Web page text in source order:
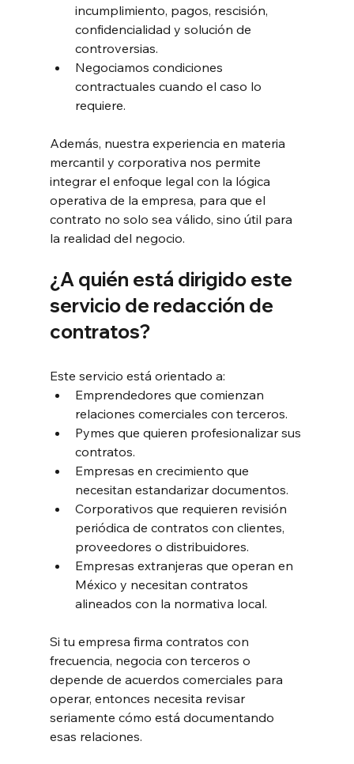
incumplimiento, pagos, rescisión,
confidencialidad y solución de
controversias.
Negociamos condiciones
contractuales cuando el caso lo
requiere.
Además, nuestra experiencia en materia
mercantil y corporativa nos permite
integrar el enfoque legal con la lógica
operativa de la empresa, para que el
contrato no solo sea válido, sino útil para
la realidad del negocio.
¿A quién está dirigido este
servicio de redacción de
contratos?
Este servicio está orientado a:
Emprendedores que comienzan
relaciones comerciales con terceros.
Pymes que quieren profesionalizar sus
contratos.
Empresas en crecimiento que
necesitan estandarizar documentos.
Corporativos que requieren revisión
periódica de contratos con clientes,
proveedores o distribuidores.
Empresas extranjeras que operan en
México y necesitan contratos
alineados con la normativa local.
Si tu empresa firma contratos con
frecuencia, negocia con terceros o
depende de acuerdos comerciales para
operar, entonces necesita revisar
seriamente cómo está documentando
esas relaciones.